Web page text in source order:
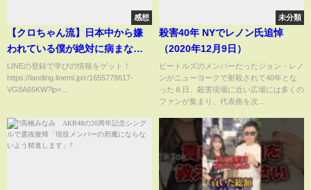
感想
【クロちゃん流】日本中から嫌
われている僕が絶対に病まない
理由読んで、現代人の悩みを解
決！！
LINEの登録で学びの情報をゲット！
https://landing.lineml.jp/r/1655778617-
VG8A65KW?lp=...
未分類
殺害40年 NYでレノン氏追悼
（2020年12月9日）
ビートルズのメンバーだったジョン・レノ
ンがニューヨークで射殺されて40年とな
った８日、殺害現場に近い広場には多くの
ファンが集まり、代表曲を次...